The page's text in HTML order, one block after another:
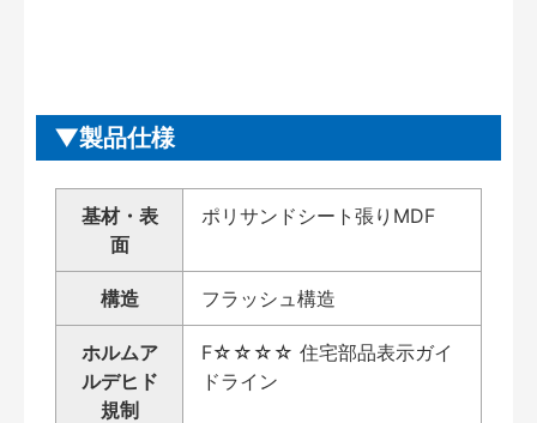
製品仕様
基材・表
面
ポリサンドシート張りMDF
構造 フラッシュ構造
ホルムア
ルデヒド
規制
F☆☆☆☆ 住宅部品表示ガイ
ドライン